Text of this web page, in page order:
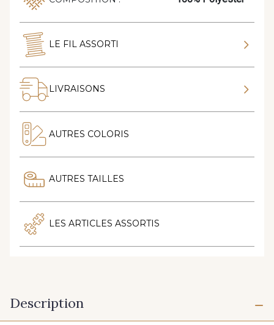
LE FIL ASSORTI
LIVRAISONS
AUTRES COLORIS
AUTRES TAILLES
LES ARTICLES ASSORTIS
Description